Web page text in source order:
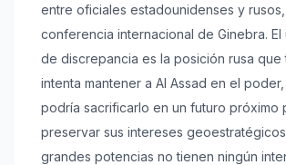
entre oficiales estadounidenses y
conferencia internacional de Ginebra. El
de discrepancia es la posición rusa que
intenta mantener a Al Assad en el
podría sacrificarlo en un futuro próximo
preservar sus intereses geoestratégicos
grandes potencias no tienen ningún